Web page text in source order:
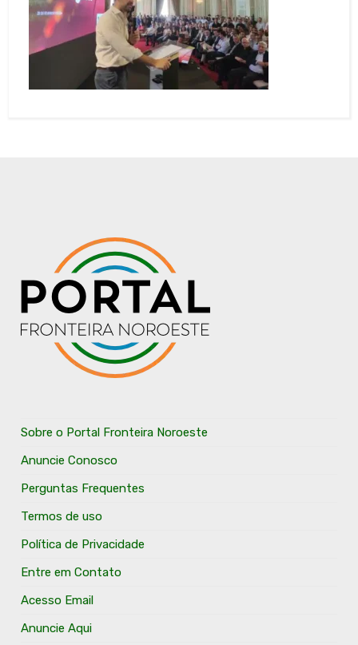
Sobre o Portal Fronteira Noroeste
Anuncie Conosco
Perguntas Frequentes
Termos de uso
Política de Privacidade
Entre em Contato
Acesso Email
Anuncie Aqui